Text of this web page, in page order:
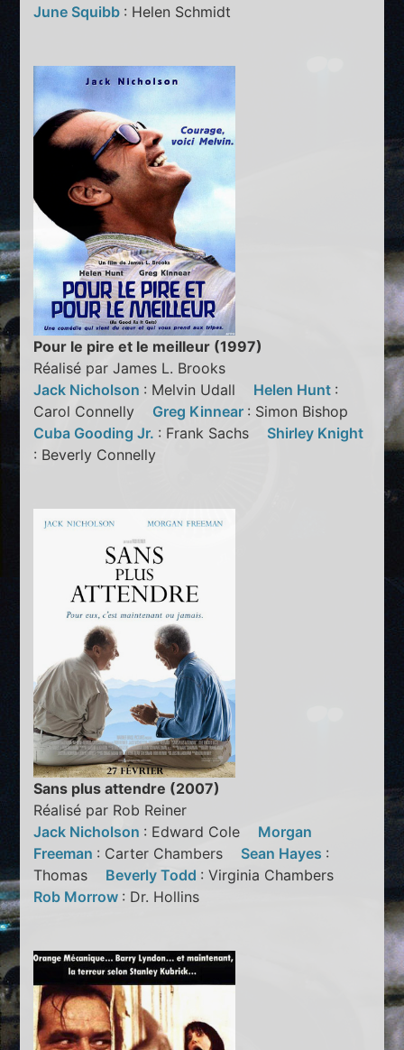
June Squibb : Helen Schmidt
Pour le pire et le meilleur (1997)
Réalisé par James L. Brooks
Jack Nicholson : Melvin Udall Helen Hunt :
Carol Connelly Greg Kinnear : Simon Bishop
Cuba Gooding Jr. : Frank Sachs Shirley Knight
: Beverly Connelly
Sans plus attendre (2007)
Réalisé par Rob Reiner
Jack Nicholson : Edward Cole Morgan
Freeman : Carter Chambers Sean Hayes :
Thomas Beverly Todd : Virginia Chambers
Rob Morrow : Dr. Hollins